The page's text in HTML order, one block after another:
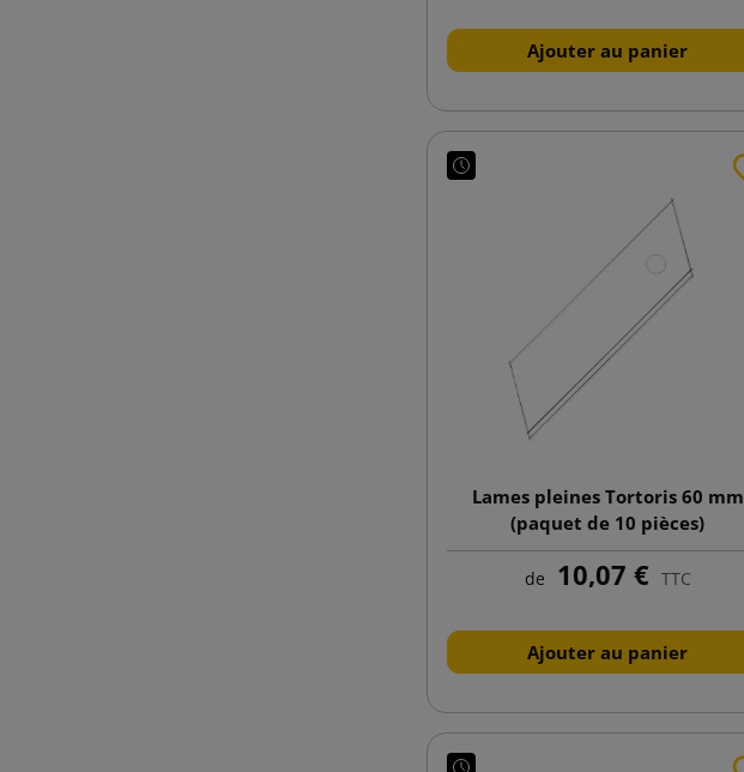
Ajouter au panier
Lames pleines Tortoris 60 mm
(paquet de 10 pièces)
de 10,07 € TTC
Ajouter au panier